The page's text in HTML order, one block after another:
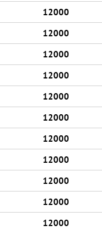
12000
12000
12000
12000
12000
12000
12000
12000
12000
12000
12000